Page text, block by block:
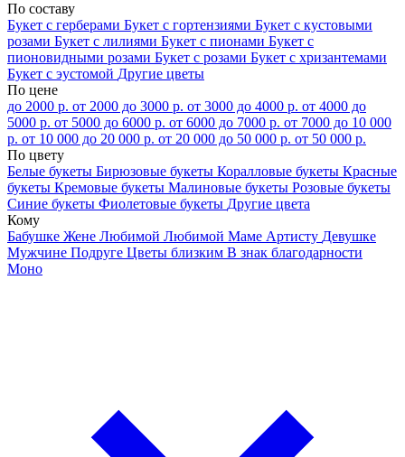
По составу
Букет с герберами Букет с гортензиями Букет с кустовыми
розами Букет с лилиями Букет с пионами Букет с
пионовидными розами Букет с розами Букет с хризантемами
Букет с эустомой Другие цветы
По цене
до 2000 р. от 2000 до 3000 р. от 3000 до 4000 р. от 4000 до
5000 р. от 5000 до 6000 р. от 6000 до 7000 р. от 7000 до 10 000
р. от 10 000 до 20 000 р. от 20 000 до 50 000 р. от 50 000 р.
По цвету
Белые букеты Бирюзовые букеты Коралловые букеты Красные
букеты Кремовые букеты Малиновые букеты Розовые букеты
Синие букеты Фиолетовые букеты Другие цвета
Кому
Бабушке Жене Любимой Любимой Маме Артисту Девушке
Мужчине Подруге Цветы близким В знак благодарности
Моно